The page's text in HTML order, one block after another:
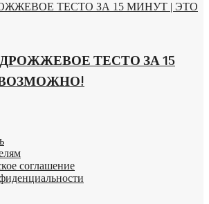
ТЕСТО ЗА 15 МИНУТ | ЭТО
ТЕСТО ЗА 15
соглашение